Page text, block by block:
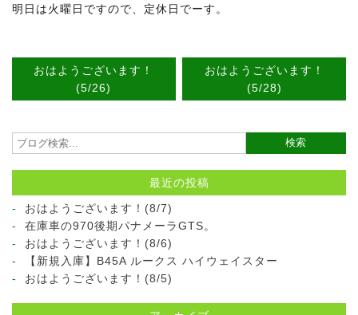
明日は火曜日ですので、定休日でーす。
おはようございます！
(5/26)
おはようございます！
(5/28)
最近の投稿
おはようございます！(8/7)
在庫車の970後期パナメーラGTS。
おはようございます！(8/6)
【新規入庫】B45A ルークス ハイウェイスター
おはようございます！(8/5)